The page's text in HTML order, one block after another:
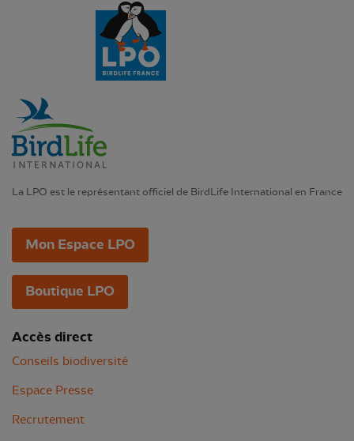
La LPO est le représentant officiel de BirdLife International en France
Mon Espace LPO
Boutique LPO
Accès direct
Conseils biodiversité
Espace Presse
Recrutement